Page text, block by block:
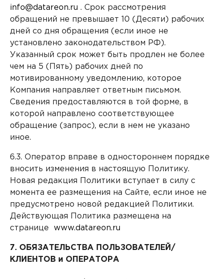
info@datareon.ru . Срок рассмотрения
обращений не превышает 10 (Десяти) рабочих
дней со дня обращения (если иное не
установлено законодательством РФ).
Указанный срок может быть продлен не более
чем на 5 (Пять) рабочих дней по
мотивированному уведомлению, которое
Компания направляет ответным письмом.
Сведения предоставляются в той форме, в
которой направлено соответствующее
обращение (запрос), если в нем не указано
иное.
6.3. Оператор вправе в одностороннем порядке
вносить изменения в настоящую Политику.
Новая редакция Политики вступает в силу с
момента ее размещения на Сайте, если иное не
предусмотрено новой редакцией Политики.
Действующая Политика размещена на
странице www.datareon.ru
7. ОБЯЗАТЕЛЬСТВА
ПОЛЬЗОВАТЕЛЕЙ/
КЛИЕНТОВ и ОПЕРАТОРА